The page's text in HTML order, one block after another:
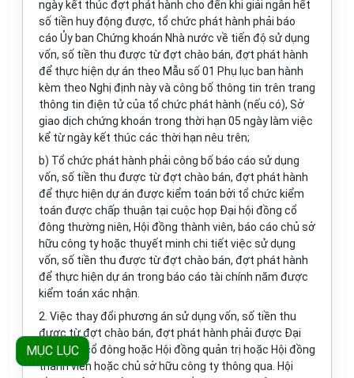
ngày kết thúc đợt phát hành cho đến khi giải ngân hết
số tiền huy động được, tổ chức phát hành phải báo
cáo Ủy ban Chứng khoán Nhà nước về tiến độ sử dụng
vốn, số tiền thu được từ đợt chào bán, đợt phát hành
để thực hiện dự án theo Mẫu số 01 Phụ lục ban hành
kèm theo Nghị định này và công bố thông tin trên trang
thông tin điện tử của tổ chức phát hành (nếu có), Sở
giao dịch chứng khoán trong thời hạn 05 ngày làm việc
kể từ ngày kết thúc các thời hạn nêu trên;
b) Tổ chức phát hành phải công bố báo cáo sử dụng
vốn, số tiền thu được từ đợt chào bán, đợt phát hành
để thực hiện dự án được kiểm toán bởi tổ chức kiểm
toán được chấp thuận tại cuộc họp Đại hội đồng cổ
đông thường niên, Hội đồng thành viên, báo cáo chủ sở
hữu công ty hoặc thuyết minh chi tiết việc sử dụng
vốn, số tiền thu được từ đợt chào bán, đợt phát hành
để thực hiện dự án trong báo cáo tài chính năm được
kiểm toán xác nhận.
2. Việc thay đổi phương án sử dụng vốn, số tiền thu
được từ đợt chào bán, đợt phát hành phải được Đại
hội đồng cổ đông hoặc Hội đồng quản trị hoặc Hội đồng
thành viên hoặc chủ sở hữu công ty thông qua. Hội
MỤC LỤC